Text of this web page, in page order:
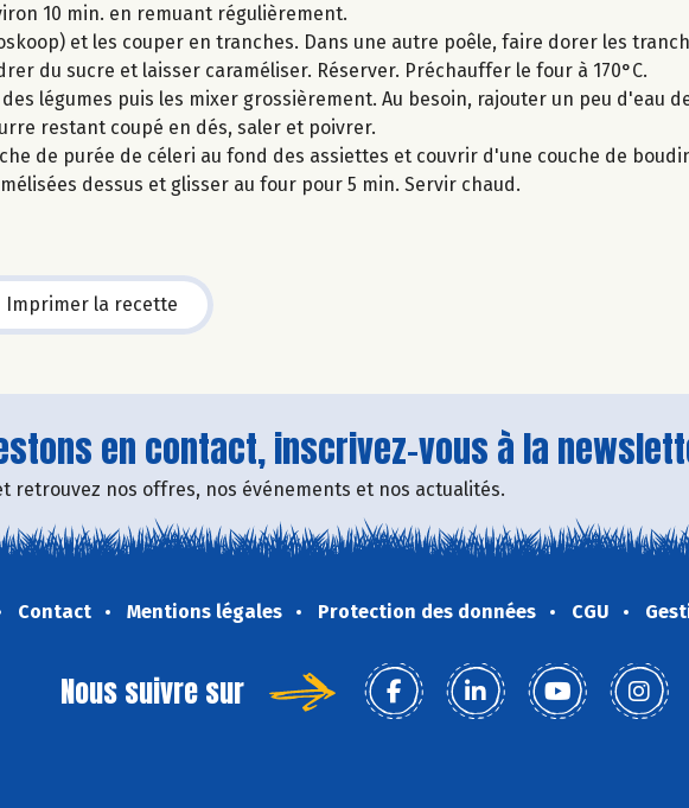
10 min. en remuant régulièrement.
et les couper en tranches. Dans une autre poêle, faire dorer les
du sucre et laisser caraméliser. Réserver. Préchauffer le four à 170°C.
légumes puis les mixer grossièrement. Au besoin, rajouter un peu d'eau
restant coupé en dés, saler et poivrer.
de purée de céleri au fond des assiettes et couvrir d'une couche de
dessus et glisser au four pour 5 min. Servir chaud.
Imprimer la recette
en contact, inscrivez-vous à la
retrouvez nos offres, nos événements et nos actualités.
Contact Mentions légales Protection des données CGU
Nous suivre sur